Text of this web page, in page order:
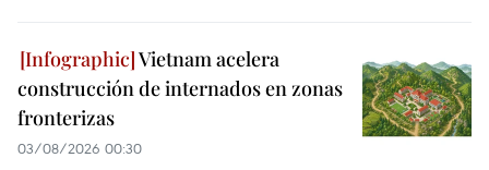
Vietnam acelera
construcción de internados en zonas
fronterizas
03/08/2026 00:30